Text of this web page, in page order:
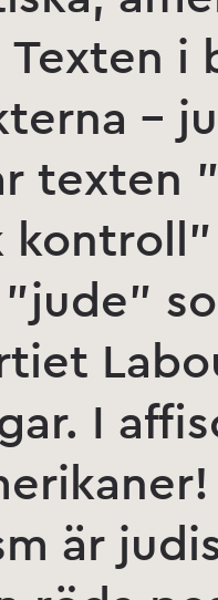
i
–
texten
I
är